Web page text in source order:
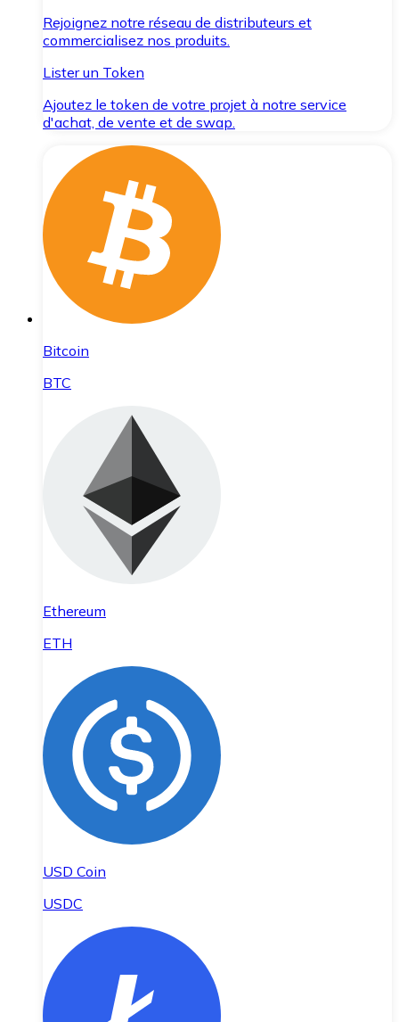
Rejoignez notre réseau de distributeurs et
commercialisez nos produits.
Lister un Token
Ajoutez le token de votre projet à notre service
d'achat, de vente et de swap.
Bitcoin
BTC
Ethereum
ETH
USD Coin
USDC